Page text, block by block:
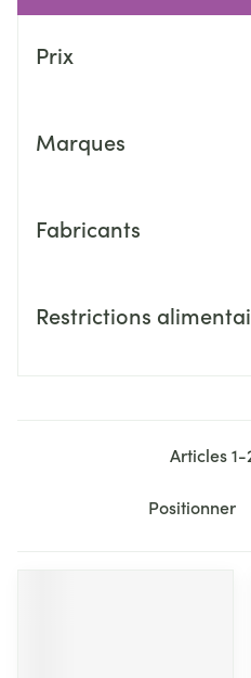
Prix
Marques
Fabricants
Restrictions
Articles1-
Trier par: